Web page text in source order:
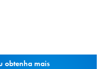
obtenha mais